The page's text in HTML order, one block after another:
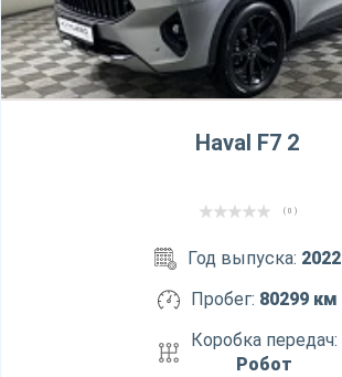
Haval F7 2
( 0 )
Год выпуска: 2022
Пробег: 80299 км
Коробка передач:
Робот